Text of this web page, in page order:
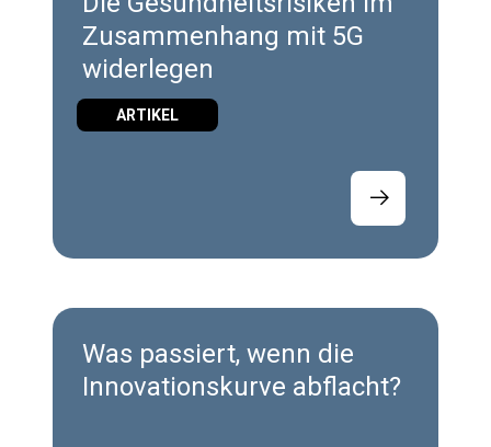
Zusammenhang mit 5G
widerlegen
ARTIKEL
Was passiert, wenn die
Innovationskurve abflacht?